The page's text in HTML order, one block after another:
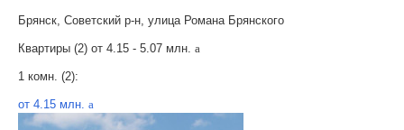
Брянск, Советский р-н, улица Романа Брянского
Квартиры (2) от 4.15 - 5.07 млн. a
1 комн. (2):
от 4.15 млн. a